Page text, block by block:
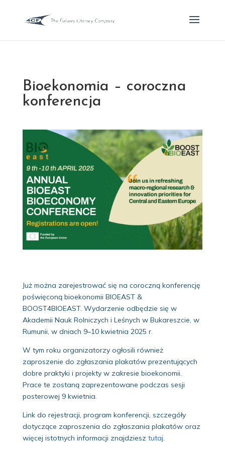
Bioekonomia – coroczna
konferencja
Już można zarejestrować się na coroczną konferencję
poświęconą bioekonomii BIOEAST &
BOOST4BIOEAST. Wydarzenie odbędzie się w
Akademii Nauk Rolniczych i Leśnych w Bukareszcie, w
Rumunii, w dniach 9–10 kwietnia 2025 r.
W tym roku organizatorzy ogłosili również
zaproszenie do zgłaszania plakatów prezentujących
dobre praktyki i projekty w zakresie bioekonomii.
Prace te zostaną zaprezentowane podczas sesji
posterowej 9 kwietnia.
Link do rejestracji, program konferencji, szczegóły
dotyczące zaproszenia do zgłaszania plakatów oraz
więcej istotnych informacji znajdziesz tutaj.